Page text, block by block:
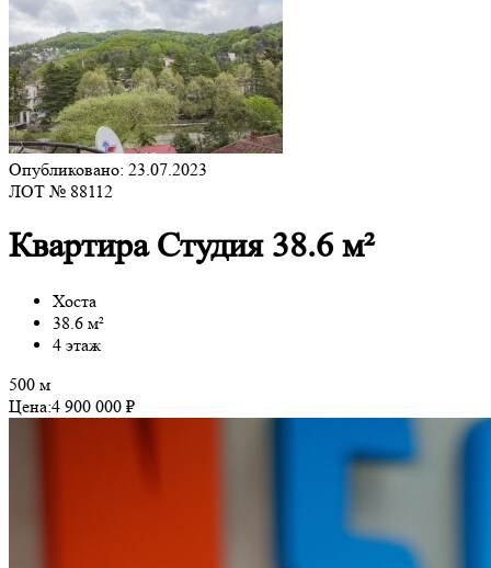
Опубликовано: 23.07.2023
ЛОТ № 88112
Квартира Студия 38.6 м²
Хоста
38.6 м²
4 этаж
500 м
Цена:4 900 000 ₽